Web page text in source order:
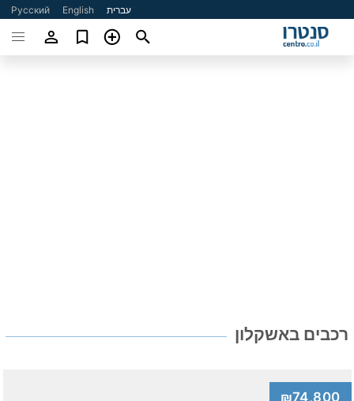
עברית English
Русский
רכבים באשקלון
₪74,800